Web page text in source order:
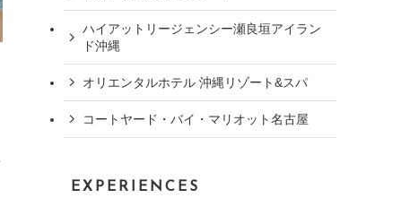
ハイアットリージェンシー瀬良垣アイラン
ド沖縄
オリエンタルホテル 沖縄リゾート&スパ
コートヤード・バイ・マリオット名古屋
EXPERIENCES